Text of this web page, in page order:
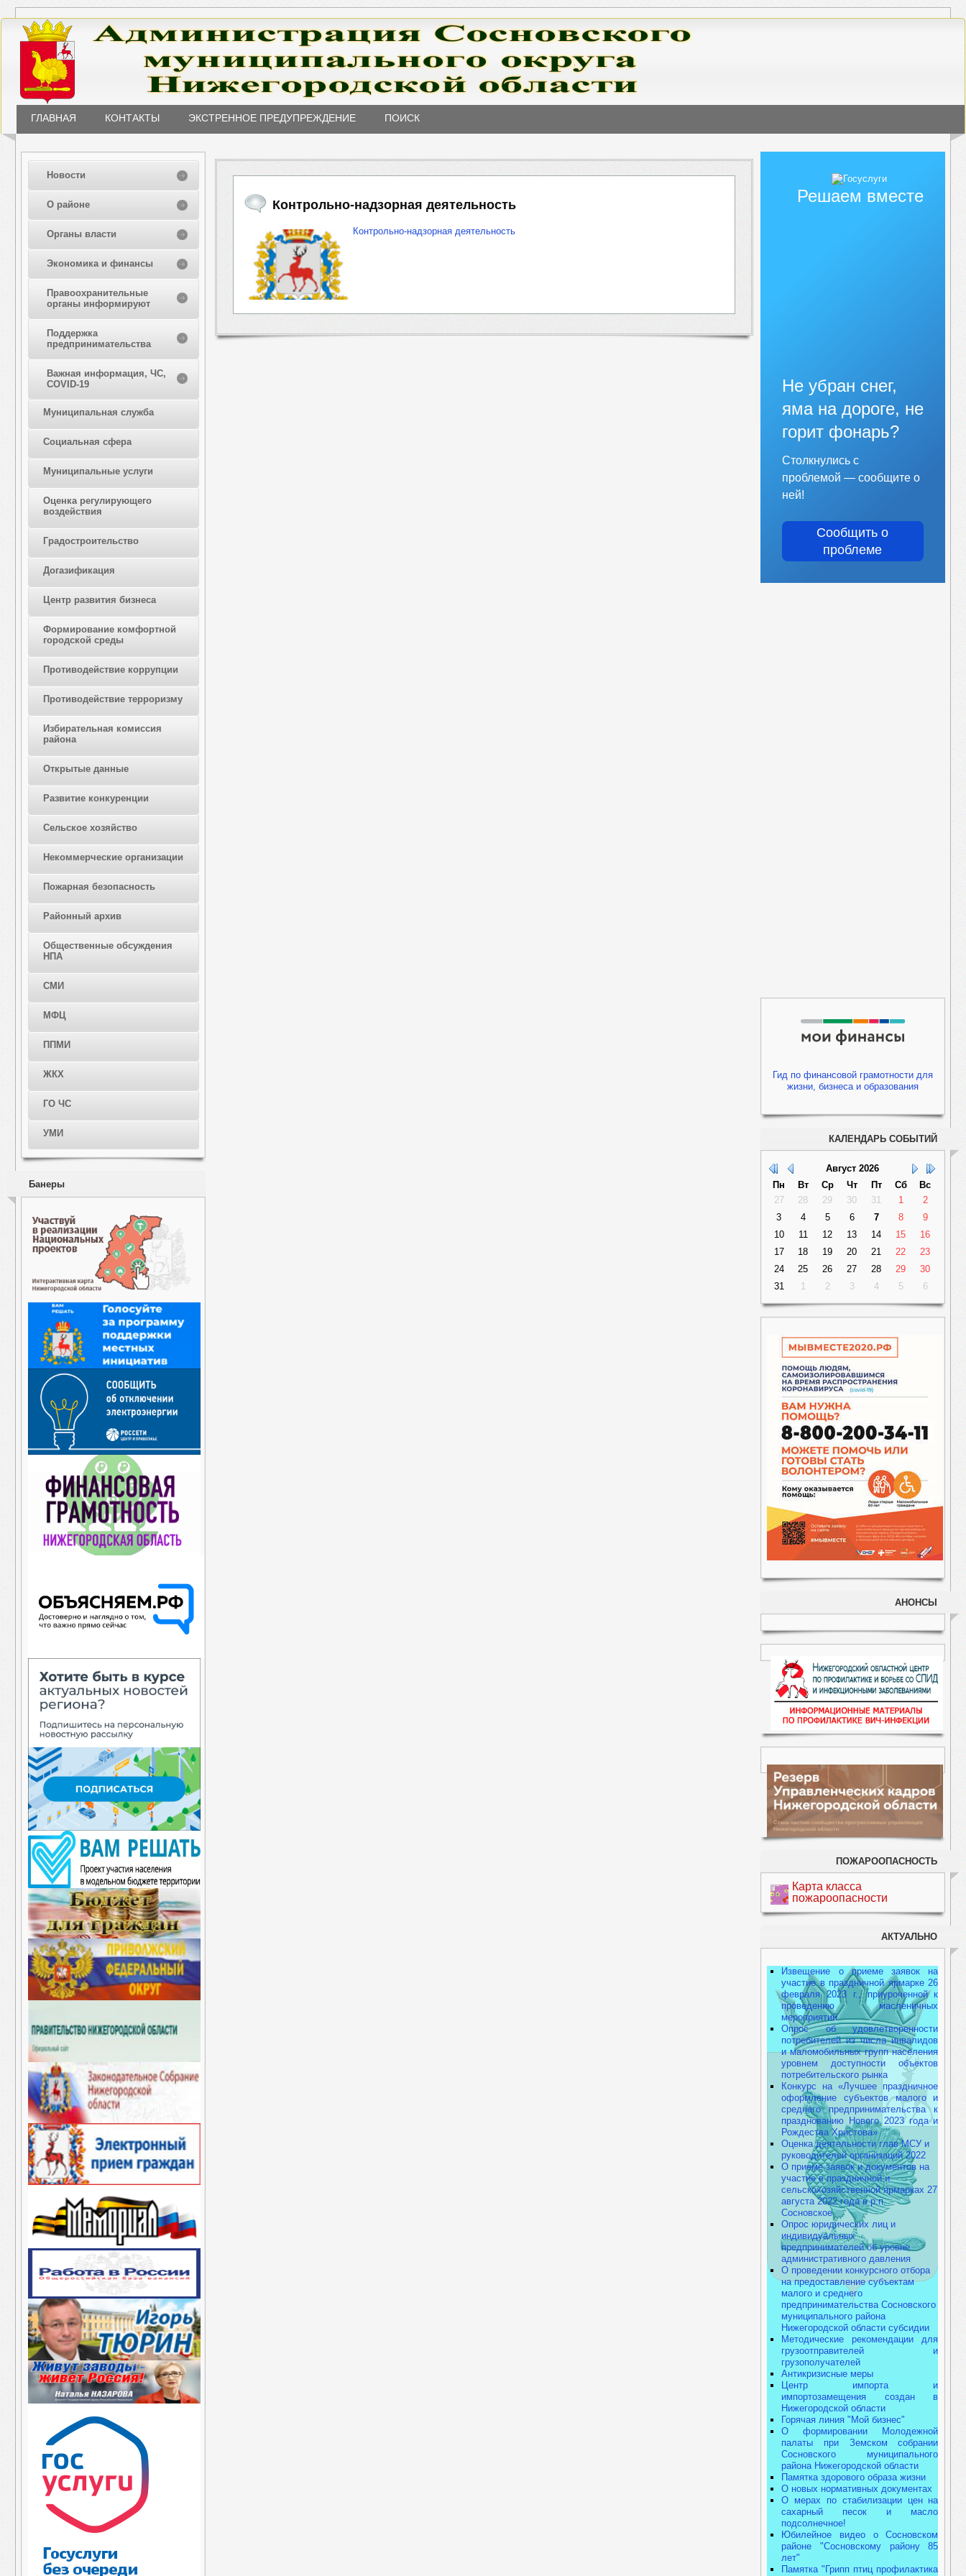
ГЛАВНАЯ КОНТАКТЫ ЭКСТРЕННОЕ ПРЕДУПРЕЖДЕНИЕ ПОИСК
Новости
О районе
Органы власти
Экономика и финансы
Правоохранительные
органы информируют
Поддержка
предпринимательства
Важная информация, ЧС,
COVID-19
Муниципальная служба
Социальная сфера
Муниципальные услуги
Оценка регулирующего
воздействия
Градостроительство
Догазификация
Центр развития бизнеса
Формирование комфортной
городской среды
Противодействие коррупции
Противодействие терроризму
Избирательная комиссия
района
Открытые данные
Развитие конкуренции
Сельское хозяйство
Некоммерческие организации
Пожарная безопасность
Районный архив
Общественные обсуждения
НПА
СМИ
МФЦ
ППМИ
ЖКХ
ГО ЧС
УМИ
Банеры
Контрольно-надзорная деятельность
Контрольно-надзорная деятельность
Решаем вместе
Не убран снег,
яма на дороге, не
горит фонарь?
Столкнулись с
проблемой — сообщите о
ней!
Сообщить о
проблеме
Гид по финансовой грамотности для
жизни, бизнеса и образования
КАЛЕНДАРЬ СОБЫТИЙ
Август 2026
Пн
Вт Ср Чт Пт Сб
Вс
27
28 29 30 31 1
2
3
4 5 6 7 8
9
10
11 12 13 14 15
16
17
18 19 20 21 22
23
24
25 26 27 28 29
30
31
1 2 3 4 5 6
АНОНСЫ
ПОЖАРООПАСНОСТЬ
Карта класса
пожароопасности
АКТУАЛЬНО
Извещение о приеме заявок на
участие в праздничной ярмарке 26
февраля 2023 г., приуроченной к
проведению масленичных
мероприятий
Опрос об удовлетворенности
потребителей из числа инвалидов
и маломобильных групп населения
уровнем доступности объектов
потребительского рынка
Конкурс на «Лучшее праздничное
оформление субъектов малого и
среднего предпринимательства к
празднованию Нового 2023 года и
Рождества Христова»
Оценка деятельности глав МСУ и
руководителей организаций 2022
О приеме заявок и документов на
участие в праздничной и
сельскохозяйственной ярмарках 27
августа 2022 года в р.п.
Сосновское
Опрос юридических лиц и
индивидуальных
предпринимателей об уровне
административного давления
О проведении конкурсного отбора
на предоставление субъектам
малого и среднего
предпринимательства Сосновского
муниципального района
Нижегородской области субсидии
Методические рекомендации для
грузоотправителей и
грузополучателей
Антикризисные меры
Центр импорта и
импортозамещения создан в
Нижегородской области
Горячая линия "Мой бизнес"
О формировании Молодежной
палаты при Земском собрании
Сосновского муниципального
района Нижегородской области
Памятка здорового образа жизни
О новых нормативных документах
О мерах по стабилизации цен на
сахарный песок и масло
подсолнечное!
Юбилейное видео о Сосновском
районе "Сосновскому району 85
лет"
Памятка "Грипп птиц профилактика